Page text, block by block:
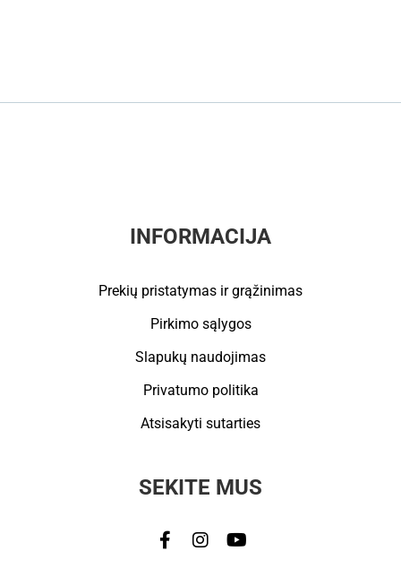
INFORMACIJA
Prekių pristatymas ir grąžinimas
Pirkimo sąlygos
Slapukų naudojimas
Privatumo politika
Atsisakyti sutarties
SEKITE MUS